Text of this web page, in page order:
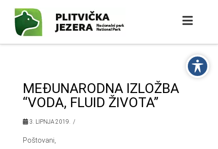
MEĐUNARODNA IZLOŽBA
“VODA, FLUID ŽIVOTA”
3. LIPNJA 2019.
Poštovani,